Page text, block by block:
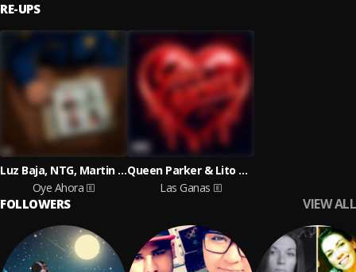
RE-UPS
Luz Baja, NTG, Martin Lora, Lito Kirino
Oye Ahora
Queen Parker & Lito Kirino
Las Ganas
FOLLOWERS VIEW ALL